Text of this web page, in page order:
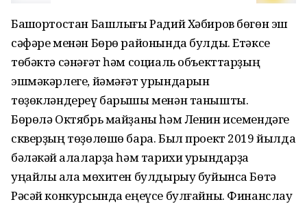
Башҡортостан Башлығы Радий Хәбиров бөгөн эш
сәфәре менән Бөрө районында булды. Етәксе
төбәктә сәнәғәт һәм социаль объекттарҙың
эшмәкәрлеге, йәмәғәт урындарын
төҙөкләндереү барышы менән танышты.
Бөрөлә Октябрь майҙаны һәм Ленин исемендәге
скверҙың төҙөлөшө бара. Был проект 2019 йылда
бәләкәй ҡалаларҙа һәм тарихи урындарҙа
уңайлы ҡала мөхитен булдырыу буйынса Бөтә
Рәсәй конкурсында еңеүсе булғайны. Финанслау